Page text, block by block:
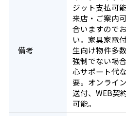
備考
ジット支払可
来店・ご案内
合いますので
い。家具家電
生向け物件多
強制でない場
心サポート代
要。オンライ
送付、WEB契
可能。